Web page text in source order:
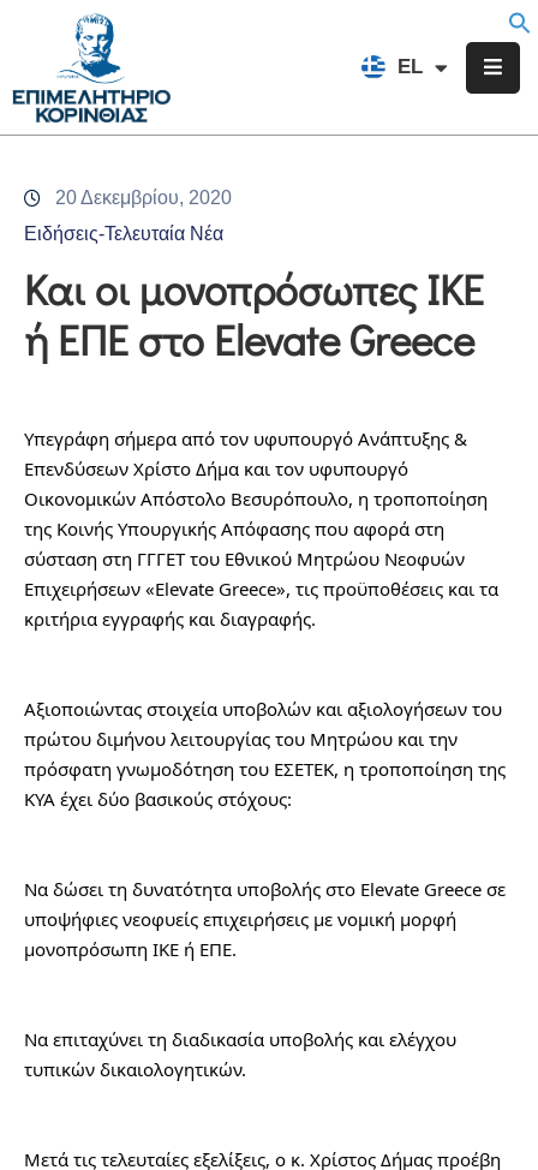
EL
FR
Επιμελητήριο
Υπηρεσίες
Προγράμματα
Δράσεις
Επικοινωνία
20 Δεκεμβρίου, 2020
Ειδήσεις-Τελευταία Νέα
Και οι μονοπρόσωπες ΙΚΕ
ή ΕΠΕ στο Elevate Greece
Υπεγράφη σήμερα από τον υφυπουργό Ανάπτυξης &
Επενδύσεων Χρίστο Δήμα και τον υφυπουργό
Οικονομικών Απόστολο Βεσυρόπουλο, η τροποποίηση
της Κοινής Υπουργικής Απόφασης που αφορά στη
σύσταση στη ΓΓΓΕΤ του Εθνικού Μητρώου Νεοφυών
Επιχειρήσεων «Elevate Greece», τις προϋποθέσεις και τα
κριτήρια εγγραφής και διαγραφής.
Αξιοποιώντας στοιχεία υποβολών και αξιολογήσεων του
πρώτου διμήνου λειτουργίας του Μητρώου και την
πρόσφατη γνωμοδότηση του ΕΣΕΤΕΚ, η τροποποίηση της
ΚΥΑ έχει δύο βασικούς στόχους:
Να δώσει τη δυνατότητα υποβολής στο Elevate Greece σε
υποψήφιες νεοφυείς επιχειρήσεις με νομική μορφή
μονοπρόσωπη ΙΚΕ ή ΕΠΕ.
Να επιταχύνει τη διαδικασία υποβολής και ελέγχου
τυπικών δικαιολογητικών.
Μετά τις τελευταίες εξελίξεις, ο κ. Χρίστος Δήμας προέβη